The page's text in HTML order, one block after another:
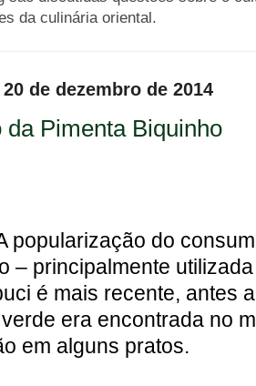
da culinária oriental.
de dezembro de 2014
da Pimenta Biquinho
popularização do
– principalmente
é mais recente, antes
era encontrada no
em alguns pratos.